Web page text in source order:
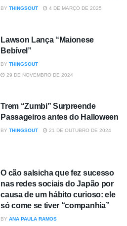
BY THINGSOUT 4 DE MARÇO DE 2025
Lawson Lança “Maionese
Bebível”
BY THINGSOUT
29 DE NOVEMBRO DE 2024
Trem “Zumbi” Surpreende
Passageiros antes do Halloween
BY THINGSOUT 21 DE OUTUBRO DE 2024
O cão salsicha que fez sucesso
nas redes sociais do Japão por
causa de um hábito curioso: ele
só come se tiver “companhia”
BY ANA PAULA RAMOS